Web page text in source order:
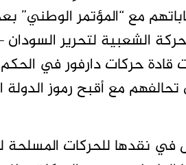
مع “المؤتمر الوطني”
الحركة الشعبية لتحرير
حركات دارفور في الحكم
تحالفهم مع أقبح رموز
نقدها للحركات المسلحة